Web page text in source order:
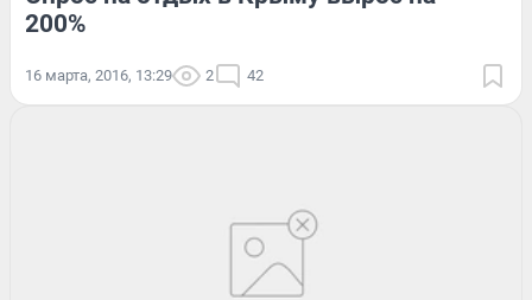
200%
16 марта, 2016, 13:29 2 42